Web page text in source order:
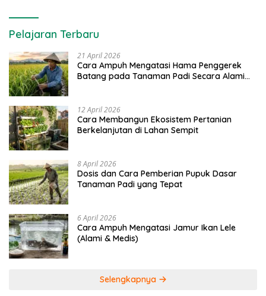
Pelajaran Terbaru
21 April 2026
Cara Ampuh Mengatasi Hama Penggerek
Batang pada Tanaman Padi Secara Alami
12 April 2026
Cara Membangun Ekosistem Pertanian
Berkelanjutan di Lahan Sempit
8 April 2026
Dosis dan Cara Pemberian Pupuk Dasar
Tanaman Padi yang Tepat
6 April 2026
Cara Ampuh Mengatasi Jamur Ikan Lele
(Alami & Medis)
Selengkapnya